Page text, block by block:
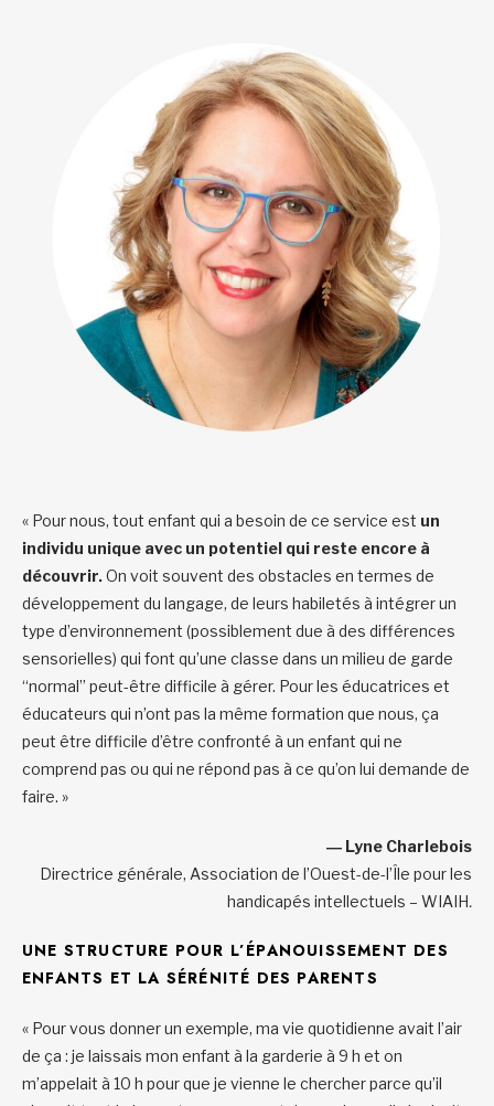
« Pour nous, tout enfant qui a besoin de ce service est un
individu unique avec un potentiel qui reste encore à
découvrir.On voit souvent des obstacles en termes de
développement du langage, de leurs habiletés à intégrer un
type d’environnement (possiblement due à des différences
sensorielles) qui font qu’une classe dans un milieu de garde
“normal” peut-être difficile à gérer. Pour les éducatrices et
éducateurs qui n’ont pas la même formation que nous, ça
peut être difficile d’être confronté à un enfant qui ne
comprend pas ou qui ne répond pas à ce qu’on lui demande de
faire. »
― Lyne Charlebois
Directrice générale, Association de l’Ouest-de-l’Île pour les
handicapés intellectuels – WIAIH.
UNE STRUCTURE POUR L’ÉPANOUISSEMENT DES
ENFANTS ET LA SÉRÉNITÉ DES PARENTS
« Pour vous donner un exemple, ma vie quotidienne avait l’air
de ça : je laissais mon enfant à la garderie à 9 h et on
m’appelait à 10 h pour que je vienne le chercher parce qu’il